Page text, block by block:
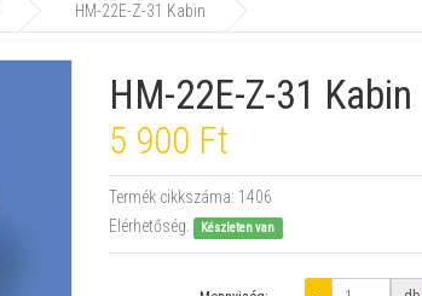
HM-22E-Z-31 Kabin
HM-22E-Z-31 Kabin
5 900 Ft
Termék cikkszáma: 1406
Elérhetőség:
Készleten van